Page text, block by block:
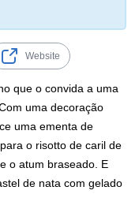
Website
que o convida a uma
uma decoração
uma ementa de
o risotto de caril de
o atum braseado. E
de nata com gelado